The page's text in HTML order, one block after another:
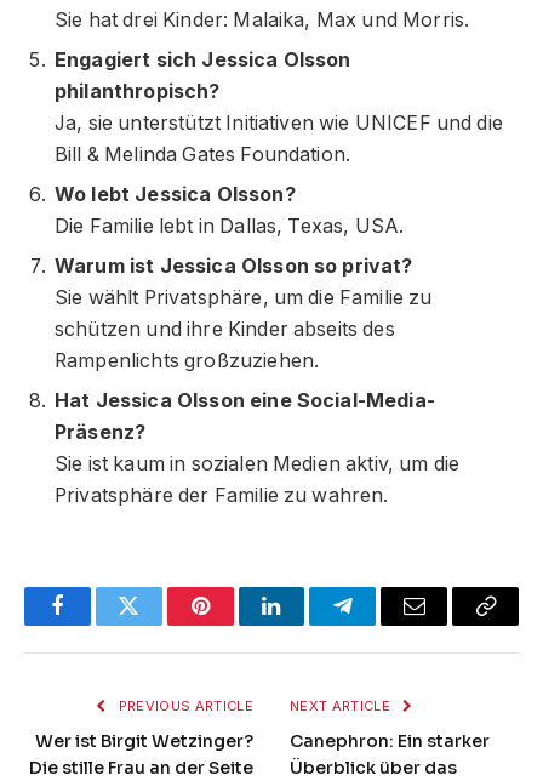
Sie hat drei Kinder: Malaika, Max und Morris.
Engagiert sich Jessica Olsson
philanthropisch?
Ja, sie unterstützt Initiativen wie UNICEF und die
Bill & Melinda Gates Foundation.
Wo lebt Jessica Olsson?
Die Familie lebt in Dallas, Texas, USA.
Warum ist Jessica Olsson so privat?
Sie wählt Privatsphäre, um die Familie zu
schützen und ihre Kinder abseits des
Rampenlichts großzuziehen.
Hat Jessica Olsson eine Social-Media-
Präsenz?
Sie ist kaum in sozialen Medien aktiv, um die
Privatsphäre der Familie zu wahren.
FacebookTwitter PinterestLinkedInTelegramEmail
Copy
PREVIOUS ARTICLE
Wer ist Birgit Wetzinger?
Die stille Frau an der Seite
NEXT ARTICLE
Canephron: Ein starker
Überblick über das